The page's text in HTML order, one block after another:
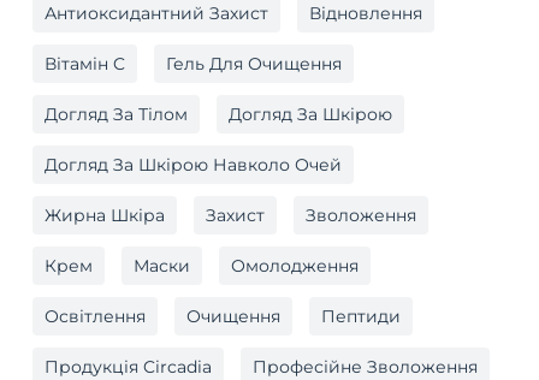
Антиоксидантний Захист Відновлення
Вітамін C Гель Для Очищення
Догляд За Тілом Догляд За Шкірою
Догляд За Шкірою Навколо Очей
Жирна Шкіра Захист Зволоження
Крем Маски Омолодження
Освітлення Очищення Пептиди
Продукція Circadia Професійне Зволоження